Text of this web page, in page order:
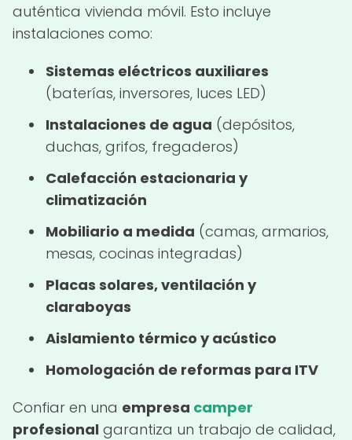
auténtica vivienda móvil. Esto incluye
instalaciones como:
Sistemas eléctricos auxiliares
(baterías, inversores, luces LED)
Instalaciones de agua (depósitos,
duchas, grifos, fregaderos)
Calefacción estacionaria y
climatización
Mobiliario a medida (camas, armarios,
mesas, cocinas integradas)
Placas solares, ventilación y
claraboyas
Aislamiento térmico y acústico
Homologación de reformas para ITV
Confiar en una empresa camper
profesional garantiza un trabajo de calidad,